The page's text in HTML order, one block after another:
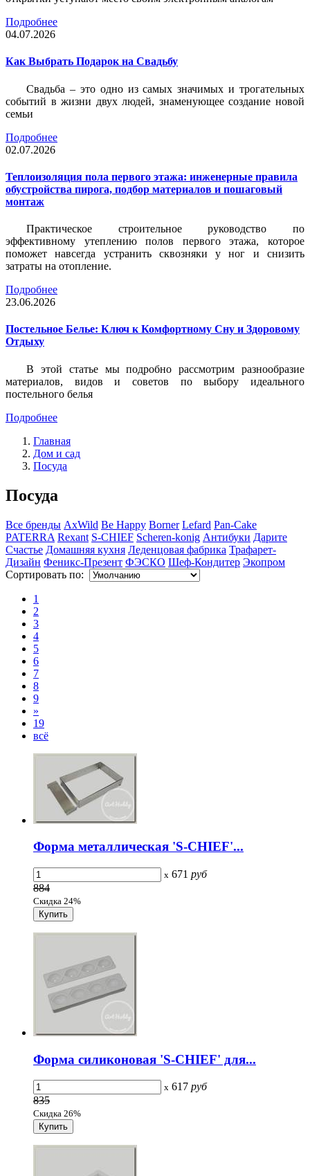
Подробнее
04.07.2026
Как Выбрать Подарок на Свадьбу
Свадьба – это одно из самых значимых и трогательных
событий в жизни двух людей, знаменующее создание новой
семьи
Подробнее
02.07.2026
Теплоизоляция пола первого этажа: инженерные правила
обустройства пирога, подбор материалов и пошаговый
монтаж
Практическое строительное руководство по
эффективному утеплению полов первого этажа, которое
поможет навсегда устранить сквозняки у ног и снизить
затраты на отопление.
Подробнее
23.06.2026
Постельное Белье: Ключ к Комфортному Сну и Здоровому
Отдыху
В этой статье мы подробно рассмотрим разнообразие
материалов, видов и советов по выбору идеального
постельного белья
Подробнее
Главная
Дом и сад
Посуда
Посуда
Все бренды AxWild Be Happy Borner Lefard Pan-Cake
PATERRA Rexant S-CHIEF Scheren-konig Антибуки Дарите
Счастье Домашняя кухня Леденцовая фабрика Трафарет-
Дизайн Феникс-Презент ФЭСКО Шеф-Кондитер Экопром
Сортировать по:
1
2
3
4
5
6
7
8
9
»
19
всё
Форма металлическая 'S-CHIEF'...
x 671 руб
884
Скидка 24%
Форма силиконовая 'S-CHIEF' для...
x 617 руб
835
Скидка 26%